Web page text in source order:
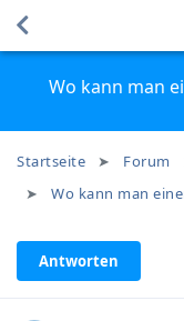
Wo kann man
Startseite Forum
Wo kann man
Antworten